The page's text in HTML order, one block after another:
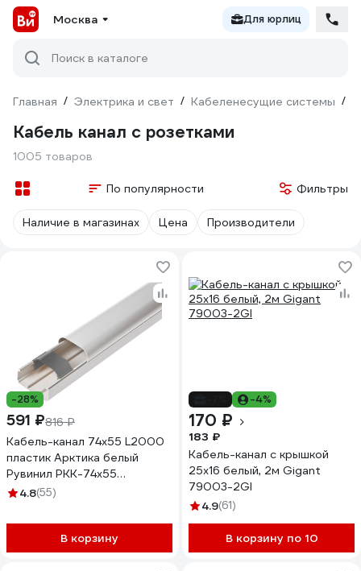
Москва Для юрлиц
Поиск в каталоге
Главная / Электрика и свет / Кабеленесущие системы /
Кабель канал с розетками
1005 товаров
По популярности Фильтры
Наличие в магазинах Цена Производители
-28%
591 ₽816 ₽
Кабель-канал 74x55 L2000
пластик Арктика белый
Рувинил РКК-74x55
РКК-74Х55
4.8(55)
В корзину
-4%
170 ₽
183 ₽
Кабель-канал с крышкой
25х16 белый, 2м Gigant
79003-2GI
4.9(61)
В корзину по 10